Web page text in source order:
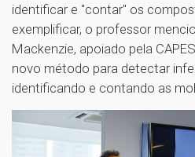
identificar e "contar" os
exemplificar, o professor
Mackenzie, apoiado pela
novo método para detectar
identificando e contando as